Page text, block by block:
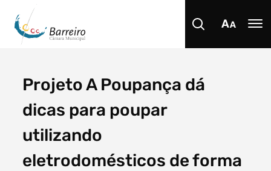
Procurar
Projeto A Poupança dá
dicas para poupar
utilizando
eletrodomésticos de forma